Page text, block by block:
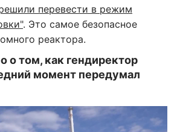
перевести в режим
. Это самое безопасное
реактора.
о том, как гендиректор
момент передумал